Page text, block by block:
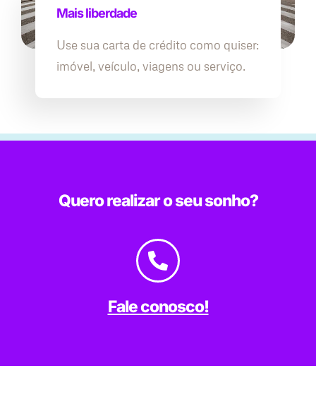
Mais liberdade
Use sua carta de crédito como quiser:
imóvel, veículo, viagens ou serviço.
Quero realizar o seu sonho?
Fale conosco!